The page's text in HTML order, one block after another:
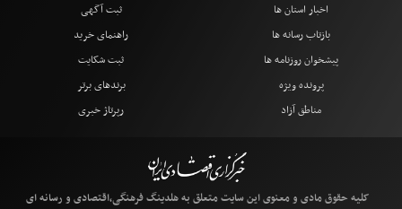
اخبار استان ها
بازتاب رسانه ها
پیشخوان روزنامه ها
پرونده ویژه
مناطق آزاد
ثبت آگهی
راهنمای خرید
ثبت شکایت
برندهای برتر
رپرتاژ خبری
کلیه حقوق مادی و معنوی این سایت متعلق به هلدینگ فرهنگی،اقتصادی و رسانه ای